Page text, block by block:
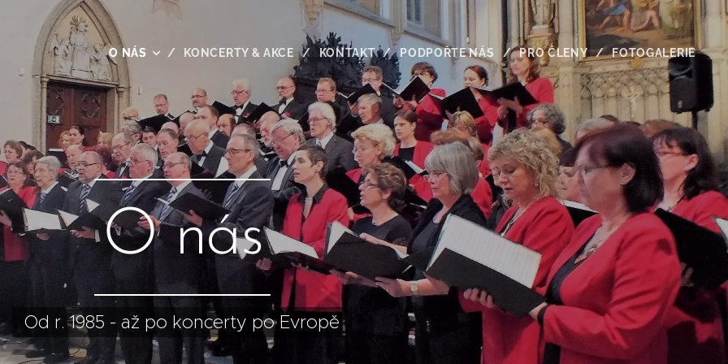
O NÁS KONCERTY & AKCE KONTAKT PODPOŘTE NÁS PRO ČLENY FOTOGALERIE
O nás
Od r. 1985 - až po koncerty po Evropě